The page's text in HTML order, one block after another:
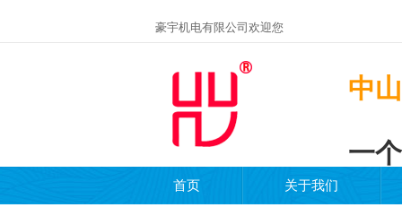
豪宇机电有限公司欢迎您
中
一
首页 关于我们